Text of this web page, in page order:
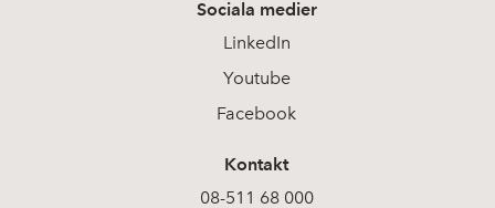
Sociala medier
LinkedIn
Youtube
Facebook
Kontakt
08-511 68 000